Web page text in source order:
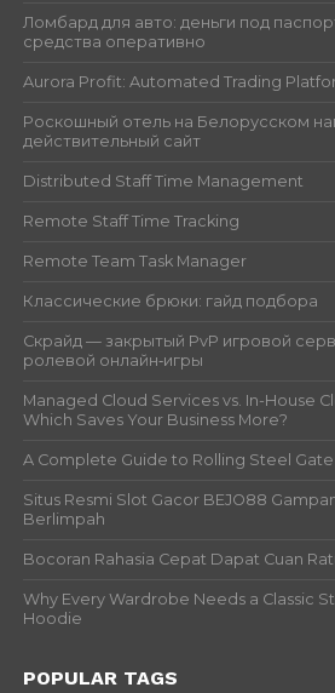
Ломбард для авто: деньги под
средства оперативно
Aurora Profit: Automated Trading
Роскошный отель на Белорусском
действительный сайт
Distributed Staff Time Management
Remote Staff Time Tracking
Remote Team Task Manager
Классические брюки: гайд подбора
Скрайд — закрытый PvP игровой
ролевой онлайн‑игры
Managed Cloud Services vs. In-House
Which Saves Your Business More?
A Complete Guide to Rolling Steel
Situs Resmi Slot Gacor BEJO88
Berlimpah
Bocoran Rahasia Cepat Dapat Cuan
Why Every Wardrobe Needs a Classic
Hoodie
POPULAR TAGS